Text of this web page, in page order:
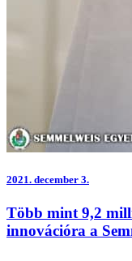
2021. december 3.
Több mint 9,2
innovációra a